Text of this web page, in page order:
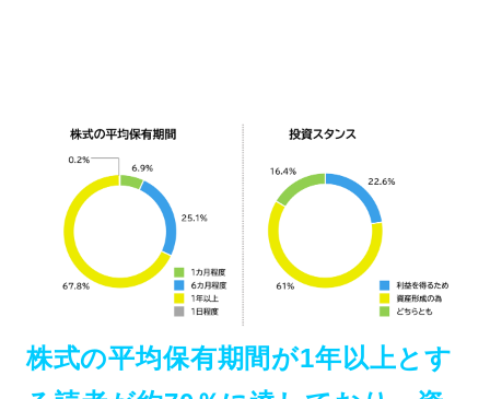
株式の平均保有期間が1年以上とす